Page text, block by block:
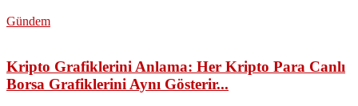
Gündem
Kripto Grafiklerini Anlama: Her Kripto Para Canlı
Borsa Grafiklerini Aynı Gösterir...